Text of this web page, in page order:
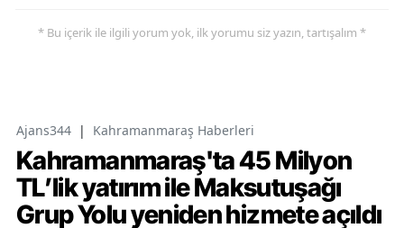
* Bu içerik ile ilgili yorum yok, ilk yorumu siz yazın, tartışalım *
Ajans344 | Kahramanmaraş Haberleri
Kahramanmaraş'ta 45 Milyon
TL’lik yatırım ile Maksutuşağı
Grup Yolu yeniden hizmete açıldı